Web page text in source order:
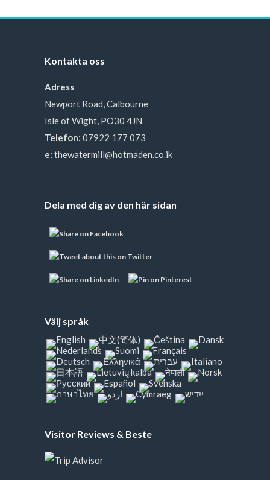
Kontakta oss
Adress
Newport Road, Calbourne
Isle of Wight, PO30 4JN
Telefon: 07922 177 073
e: thewatermill@hotmaden.co.ik
Dela med dig av den här sidan
Välj språk
Visitor Reviews & Beste